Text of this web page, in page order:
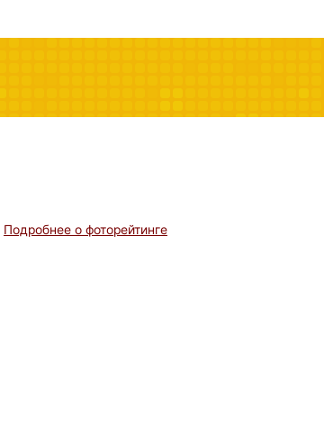
Подробнее о фоторейтинге